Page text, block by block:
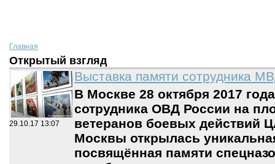
Главная
Открытый взгляд
29.10.17 13:07
Выставка памяти сотрудника
В Москве 28 октября 2017
сотрудника ОВД России на
ветеранов боевых
Москвы открылась
посвящённая памяти